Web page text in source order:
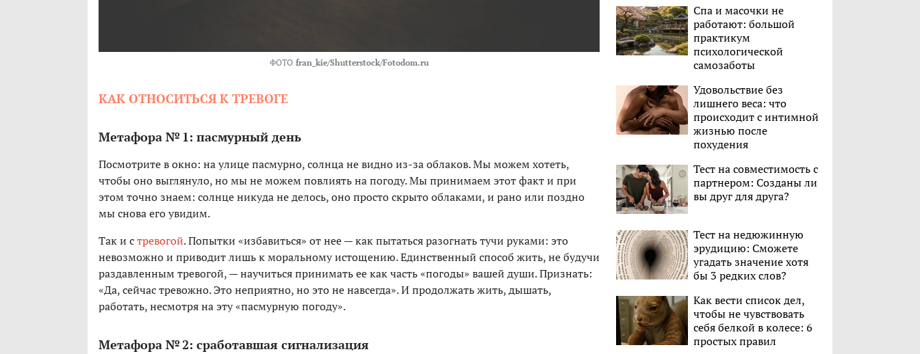
ФОТО fran_kie/Shutterstock/Fotodom.ru
КАК ОТНОСИТЬСЯ К ТРЕВОГЕ
Метафора № 1: пасмурный день
Посмотрите в окно: на улице пасмурно, солнца не видно из-за облаков. Мы можем хотеть,
чтобы оно выглянуло, но мы не можем повлиять на погоду. Мы принимаем этот факт и при
этом точно знаем: солнце никуда не делось, оно просто скрыто облаками, и рано или поздно
мы снова его увидим.
Так и стревогой. Попытки «избавиться» от нее — как пытаться разогнать тучи руками: это
невозможно и приводит лишь к моральному истощению. Единственный способ жить, не будучи
раздавленным тревогой, — научиться принимать ее как часть «погоды» вашей души. Признать:
«Да, сейчас тревожно. Это неприятно, но это не навсегда». И продолжать жить, дышать,
работать, несмотря на эту «пасмурную погоду».
Метафора № 2: сработавшая сигнализация
Спа и масочки не
работают: большой
практикум
психологической
самозаботы
Удовольствие без
лишнего веса: что
происходит с интимной
жизнью после
похудения
Тест на совместимость с
партнером: Созданы ли
вы друг для друга?
Тест на недюжинную
эрудицию: Сможете
угадать значение хотя
бы 3 редких слов?
Как вести список дел,
чтобы не чувствовать
себя белкой в колесе: 6
простых правил